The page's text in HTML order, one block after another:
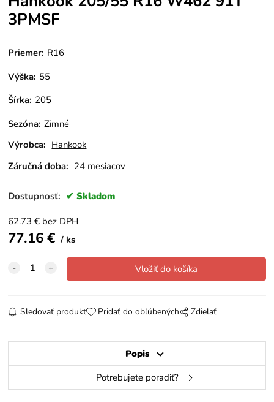
3PMSF
Priemer: R16
Výška: 55
Šírka: 205
Sezóna: Zimné
Výrobca: Hankook
Záručná doba: 24 mesiacov
Dostupnosť: Skladom
62.73 € bez DPH
77.16€ ks
Sledovať produkt Pridať do obľúbených Zdielať
Popis
Potrebujete poradiť?